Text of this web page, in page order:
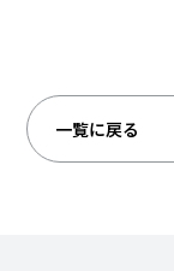
一覧に戻る